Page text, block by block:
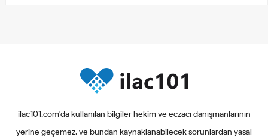
ilac101.com'da kullanılan bilgiler hekim ve eczacı danışmanlarının
yerine geçemez. ve bundan kaynaklanabilecek sorunlardan yasal